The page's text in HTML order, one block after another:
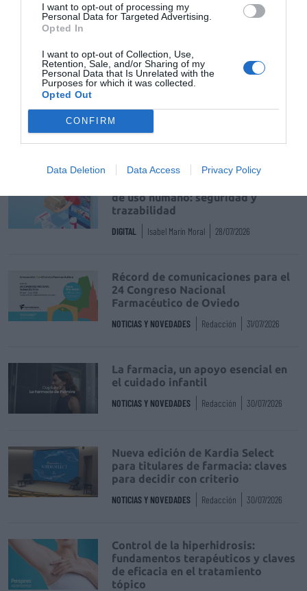
I want to opt-out of processing my
Personal Data for Targeted Advertising.
Opted In
I want to opt-out of Collection, Use,
Retention, Sale, and/or Sharing of my
Personal Data that Is Unrelated with the
Purposes for which it was collected.
Opted Out
CONFIRM
Data Deletion Data Access Privacy Policy
fibromialgia Síndrome de la Fatiga Crónica
Consejo Andaluz de Colegios Oficiales de
Farmacéuticos
de uso humano: seguridad y
trazabilidad
DIGITAL Isabel Marín Moral 28/07/2026
Récord de comunicaciones para el
24 Congreso Nacional
Farmacéutico de Oviedo
NOTICIAS Y NOVEDADES Redacción 31/07/2026
La farmacia, un apoyo esencial en
el cuidado infantil
NOTICIAS Y NOVEDADES Redacción 30/07/2026
Nueva edición de Kardia Select
para titulares de farmacia: claves
para decidir con criterio
NOTICIAS Y NOVEDADES Redacción 30/07/2026
Control de la hiperhidrosis:
fundamentos terapéuticos y claves
de eficacia en el tratamiento
tópico